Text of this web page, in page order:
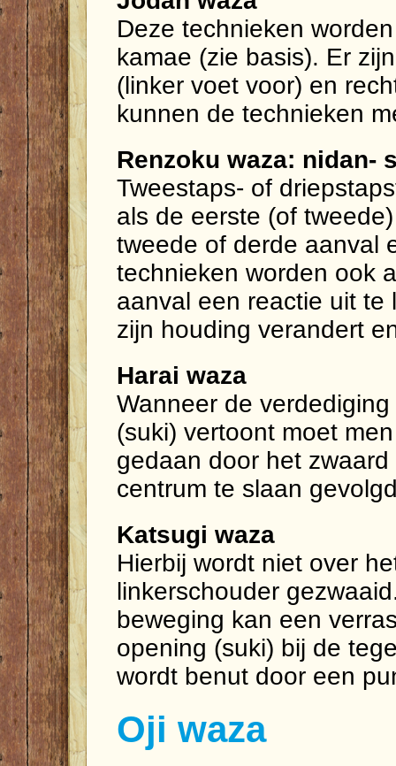
Deze technieken
kamae (zie basis). Er
(linker voet voor) en
kunnen de technieken
Renzoku waza: nidan-
Tweestaps- of
als de eerste (of
tweede of derde aanval
technieken worden ook
aanval een reactie uit te
zijn houding verandert
Harai waza
Wanneer de
(suki) vertoont moet
gedaan door het
centrum te slaan
Katsugi waza
Hierbij wordt niet over
linkerschouder
beweging kan een
opening (suki) bij de
wordt benut door een
Oji waza